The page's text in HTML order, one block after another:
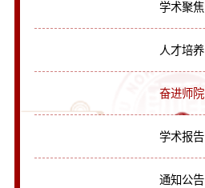
学术聚焦
人才培养
奋进师院
学术报告
通知公告